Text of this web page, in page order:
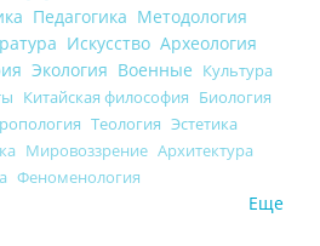
Педагогика Методология
Искусство Археология
Экология Военные Культура
Китайская философия Биология
Теология Эстетика
Мировоззрение Архитектура
Феноменология
Еще